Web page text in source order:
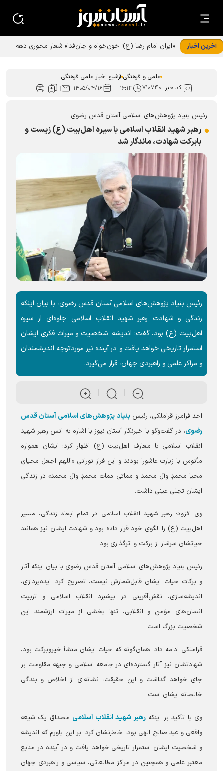
آخرین اخبار
«ایران امام رضا (ع)؛ خون‌خواه و جان‌فدا» شعار محوری دهه
علمی و فرهنگی آرشیو اخبار علمی فرهنگی
کد خبر :۷۱۰۷۴۰ ۱۶:۱۳ ۱۴۰۵/۰۴/۱۶
رئیس بنیاد پژوهش‌های اسلامی آستان قدس رضوی:
رهبر شهید انقلاب اسلامی با سیره اهل‌بیت (ع) زیست و
بابرکت شهادت، ماندگار شد
رئیس بنیاد پژوهش‌های اسلامی آستان قدس رضوی، با بیان اینکه
زندگی و شهادت رهبر شهید انقلاب اسلامی جلوه‌ای از سیره
اهل‌بیت (ع) بود، گفت: اندیشه، شخصیت و میراث فکری ایشان
استمرار تاریخی خواهد یافت و در آینده نیز موردتوجه اندیشمندان
و مراکز علمی و راهبردی جهان، قرار می‌گیرد.
احد فرامرز قراملکی، رئیسبنیاد پژوهش‌های اسلامی آستان قدس
رضوی، در گفت‌و‌گو با خبرنگار آستان نیوز با اشاره به انس رهبر شهید
انقلاب اسلامی با معارف اهل‌بیت (ع) اظهار کرد: ایشان همواره
مأنوس با زیارت عاشورا بودند و این فراز نورانی «اللهم اجعل محیای
محیا محمدٍ وآل محمد و مماتی ممات محمدٍ وآل محمد» در زندگی
ایشان تجلی عینی داشت.
وی افزود: رهبر شهید انقلاب اسلامی در تمام ابعاد زندگی، مسیر
اهل‌بیت (ع) را الگوی خود قرار داده بود و شهادت ایشان نیز همانند
حیاتشان سرشار از برکت و اثرگذاری بود.
رئیس بنیاد پژوهش‌های اسلامی آستان قدس رضوی با بیان اینکه آثار
و برکات حیات ایشان قابل‌شمارش نیست، تصریح کرد: ایده‌پردازی،
اندیشه‌سازی، نقش‌آفرینی در پیشبرد انقلاب اسلامی و تربیت
انسان‌های مؤمن و انقلابی، تنها بخشی از میراث ارزشمند این
شخصیت بزرگ است.
قراملکی ادامه داد: همان‌گونه که حیات ایشان منشأ خیروبرکت بود،
شهادتشان نیز آثار گسترده‌ای در جامعه اسلامی و جبهه مقاومت بر
جای خواهد گذاشت و این حقیقت، نشانه‌ای از اخلاص و بندگی
خالصانه ایشان است.
وی با تأکید بر اینکهرهبر شهید انقلاب اسلامی مصداق یک شیعه
واقعی و عبد صالح الهی بود، خاطرنشان کرد: بر این باورم که اندیشه
و شخصیت ایشان استمرار تاریخی خواهد یافت و در آینده در منابع
معتبر علمی و همچنین در مراکز مطالعاتی، سیاسی و راهبردی جهان